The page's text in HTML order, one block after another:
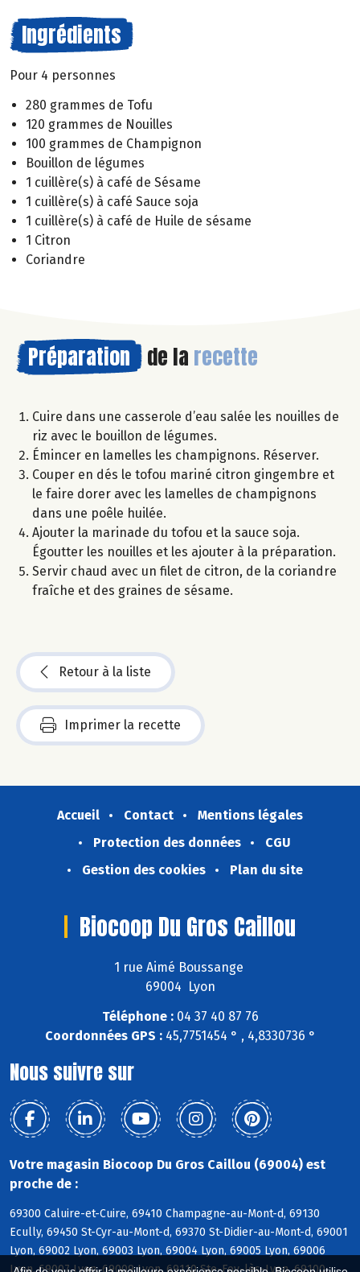
Ingrédients
Pour 4 personnes
280 grammes de Tofu
120 grammes de Nouilles
100 grammes de Champignon
Bouillon de légumes
1 cuillère(s) à café de Sésame
1 cuillère(s) à café Sauce soja
1 cuillère(s) à café de Huile de sésame
1 Citron
Coriandre
Préparation de la recette
Cuire dans une casserole d’eau salée les nouilles de
riz avec le bouillon de légumes.
Émincer en lamelles les champignons. Réserver.
Couper en dés le tofou mariné citron gingembre et
le faire dorer avec les lamelles de champignons
dans une poêle huilée.
Ajouter la marinade du tofou et la sauce soja.
Égoutter les nouilles et les ajouter à la préparation.
Servir chaud avec un filet de citron, de la coriandre
fraîche et des graines de sésame.
Retour à la liste
Imprimer la recette
Accueil Contact
Mentions légales
Protection des données
CGU
Gestion des cookies
Plan du site
Biocoop Du Gros Caillou
1 rue Aimé Boussange
69004 Lyon
Téléphone :04 37 40 87 76
Coordonnées GPS :45,7751454 ° , 4,8330736 °
Nous suivre sur
Votre magasin Biocoop Du Gros Caillou (69004) est
proche de :
69300 Caluire-et-Cuire, 69410 Champagne-au-Mont-d, 69130
Ecully, 69450 St-Cyr-au-Mont-d, 69370 St-Didier-au-Mont-d, 69001
Lyon, 69002 Lyon, 69003 Lyon, 69004 Lyon, 69005 Lyon, 69006
Lyon, 69007 Lyon, 69009 Lyon, 69110 Ste-Foy-lès-Lyon, 69100